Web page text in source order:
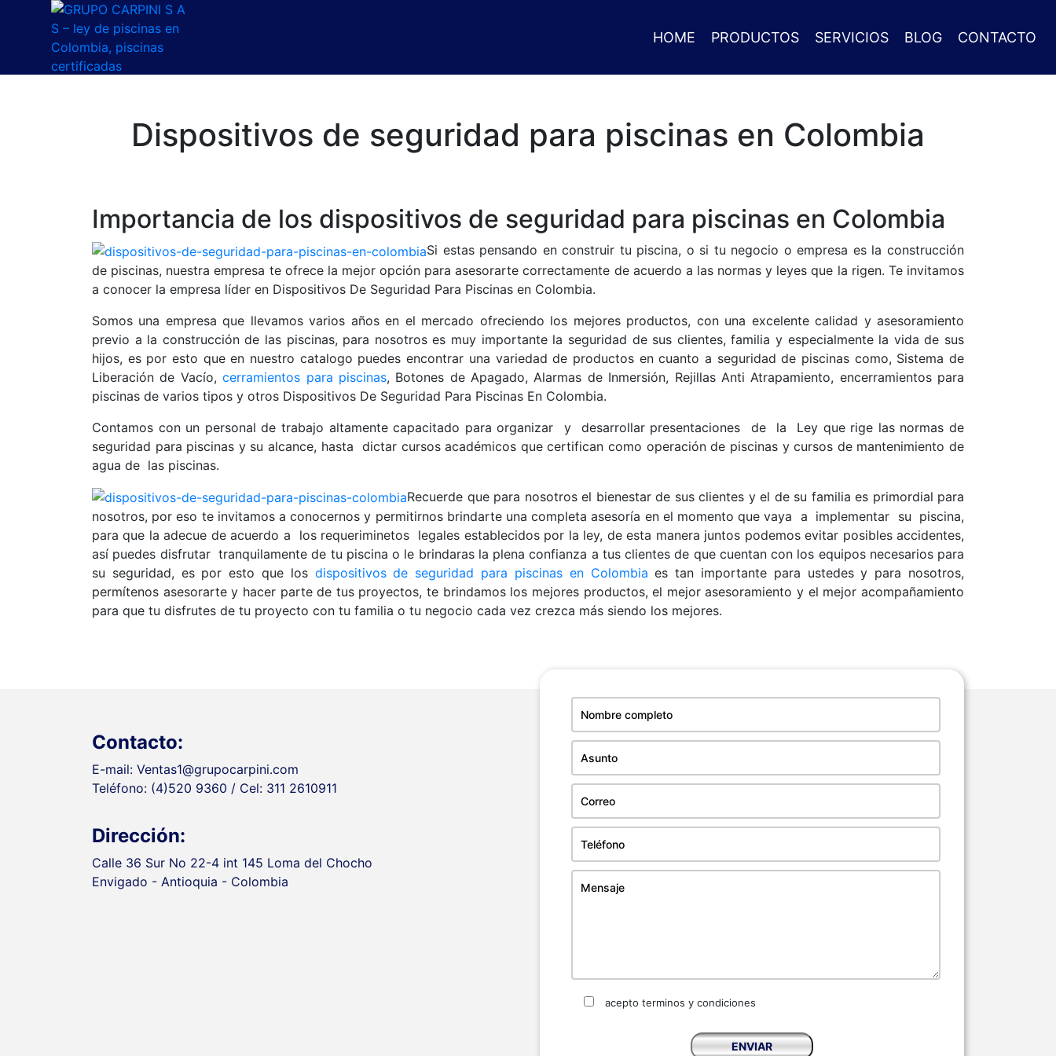
HOME PRODUCTOS SERVICIOS BLOG CONTACTO
Dispositivos de seguridad para piscinas en Colombia
Importancia de los dispositivos de seguridad para piscinas en Colombia
Si estas pensando en construir tu piscina, o si tu negocio o empresa es la construcción
de piscinas, nuestra empresa te ofrece la mejor opción para asesorarte correctamente de acuerdo a las normas y leyes que la rigen. Te invitamos
a conocer la empresa líder en Dispositivos De Seguridad Para Piscinas en Colombia.
Somos una empresa que llevamos varios años en el mercado ofreciendo los mejores productos, con una excelente calidad y asesoramiento
previo a la construcción de las piscinas, para nosotros es muy importante la seguridad de sus clientes, familia y especialmente la vida de sus
hijos, es por esto que en nuestro catalogo puedes encontrar una variedad de productos en cuanto a seguridad de piscinas como, Sistema de
Liberación de Vacío,cerramientos para piscinas, Botones de Apagado, Alarmas de Inmersión, Rejillas Anti Atrapamiento, encerramientos para
piscinas de varios tipos y otros Dispositivos De Seguridad Para Piscinas En Colombia.
Contamos con un personal de trabajo altamente capacitado para organizar y desarrollar presentaciones de la Ley que rige las normas de
seguridad para piscinas y su alcance, hasta dictar cursos académicos que certifican como operación de piscinas y cursos de mantenimiento de
agua de las piscinas.
Recuerde que para nosotros el bienestar de sus clientes y el de su familia es primordial para
nosotros, por eso te invitamos a conocernos y permitirnos brindarte una completa asesoría en el momento que vaya a implementar su piscina,
para que la adecue de acuerdo a los requeriminetos legales establecidos por la ley, de esta manera juntos podemos evitar posibles accidentes,
así puedes disfrutar tranquilamente de tu piscina o le brindaras la plena confianza a tus clientes de que cuentan con los equipos necesarios para
su seguridad, es por esto que los dispositivos de seguridad para piscinas en Colombia es tan importante para ustedes y para nosotros,
permítenos asesorarte y hacer parte de tus proyectos, te brindamos los mejores productos, el mejor asesoramiento y el mejor acompañamiento
para que tu disfrutes de tu proyecto con tu familia o tu negocio cada vez crezca más siendo los mejores.
Contacto:
E-mail: Ventas1@grupocarpini.com
Teléfono: (4)520 9360 / Cel: 311 2610911
Dirección:
Calle 36 Sur No 22-4 int 145 Loma del Chocho
Envigado - Antioquia - Colombia
acepto terminos y condiciones